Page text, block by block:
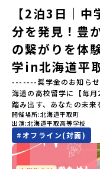
「竜門峡（りゅうもん
ような自然も広がり、
会える場所です。そん
町を歩きながら学ぶフ
わる職人、町で暮らす
と交流しながら「伝統的
緒に探求できます。ただ
なんだろう？” “自分だ
に考える時間も、この
会う人や体験が、自分
せん。この町でしかでき
でみませんか？体験のお
定）＜１日目＞（PM）
「有田工業高校見学」 -
なび場を体験 -デザイ
【2泊3日｜
分を発見！豊
の繋がりを体
学in北海道平
-------奨学金のお知ら
海道の高校留学に【毎
踏み出す、あなたの未
---------------------------
部以上販売された大人気
に登場する町！北海道
してみませんか？「地
学してみたい！」「ア
開催場所 北海道平取町
出演 北海道平取高等学校
#オフライン(対面)